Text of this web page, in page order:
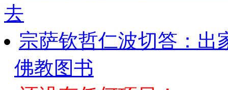
去
宗萨钦哲仁波切答：出
佛教图书